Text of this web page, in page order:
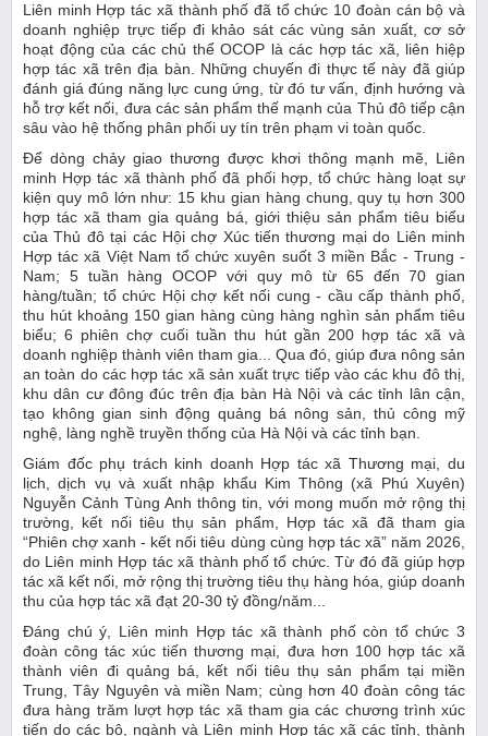
Liên minh Hợp tác xã thành phố đã tổ chức 10 đoàn cán bộ và
doanh nghiệp trực tiếp đi khảo sát các vùng sản xuất, cơ sở
hoạt động của các chủ thể OCOP là các hợp tác xã, liên hiệp
hợp tác xã trên địa bàn. Những chuyến đi thực tế này đã giúp
đánh giá đúng năng lực cung ứng, từ đó tư vấn, định hướng và
hỗ trợ kết nối, đưa các sản phẩm thế mạnh của Thủ đô tiếp cận
sâu vào hệ thống phân phối uy tín trên phạm vi toàn quốc.
Để dòng chảy giao thương được khơi thông mạnh mẽ, Liên
minh Hợp tác xã thành phố đã phối hợp, tổ chức hàng loạt sự
kiện quy mô lớn như: 15 khu gian hàng chung, quy tụ hơn 300
hợp tác xã tham gia quảng bá, giới thiệu sản phẩm tiêu biểu
của Thủ đô tại các Hội chợ Xúc tiến thương mại do Liên minh
Hợp tác xã Việt Nam tổ chức xuyên suốt 3 miền Bắc - Trung -
Nam; 5 tuần hàng OCOP với quy mô từ 65 đến 70 gian
hàng/tuần; tổ chức Hội chợ kết nối cung - cầu cấp thành phố,
thu hút khoảng 150 gian hàng cùng hàng nghìn sản phẩm tiêu
biểu; 6 phiên chợ cuối tuần thu hút gần 200 hợp tác xã và
doanh nghiệp thành viên tham gia... Qua đó, giúp đưa nông sản
an toàn do các hợp tác xã sản xuất trực tiếp vào các khu đô thị,
khu dân cư đông đúc trên địa bàn Hà Nội và các tỉnh lân cận,
tạo không gian sinh động quảng bá nông sản, thủ công mỹ
nghệ, làng nghề truyền thống của Hà Nội và các tỉnh bạn.
Giám đốc phụ trách kinh doanh Hợp tác xã Thương mại, du
lịch, dịch vụ và xuất nhập khẩu Kim Thông (xã Phú Xuyên)
Nguyễn Cảnh Tùng Anh thông tin, với mong muốn mở rộng thị
trường, kết nối tiêu thụ sản phẩm, Hợp tác xã đã tham gia
“Phiên chợ xanh - kết nối tiêu dùng cùng hợp tác xã” năm 2026,
do Liên minh Hợp tác xã thành phố tổ chức. Từ đó đã giúp hợp
tác xã kết nối, mở rộng thị trường tiêu thụ hàng hóa, giúp doanh
thu của hợp tác xã đạt 20-30 tỷ đồng/năm...
Đáng chú ý, Liên minh Hợp tác xã thành phố còn tổ chức 3
đoàn công tác xúc tiến thương mại, đưa hơn 100 hợp tác xã
thành viên đi quảng bá, kết nối tiêu thụ sản phẩm tại miền
Trung, Tây Nguyên và miền Nam; cùng hơn 40 đoàn công tác
đưa hàng trăm lượt hợp tác xã tham gia các chương trình xúc
tiến do các bộ, ngành và Liên minh Hợp tác xã các tỉnh, thành